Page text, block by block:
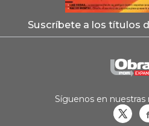
Suscríbete a los títulos
Síguenos en nuestras